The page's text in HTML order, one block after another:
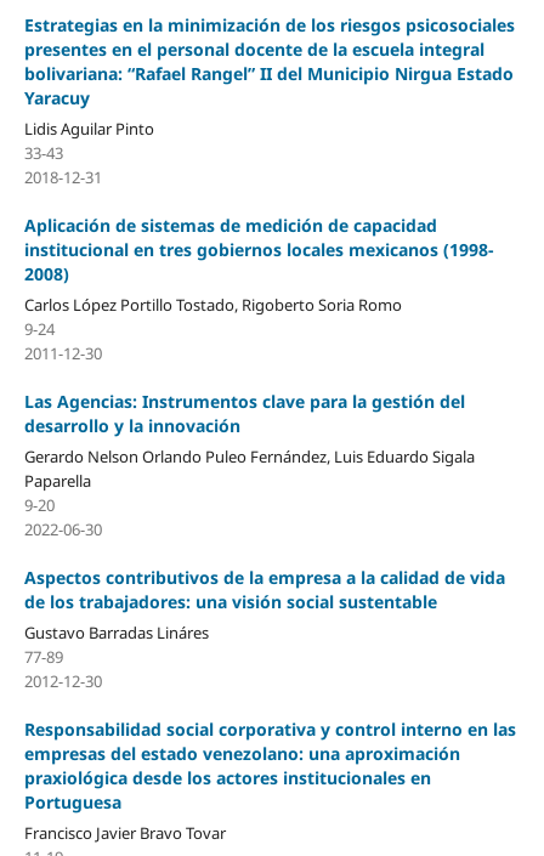
Estrategias en la minimización de los riesgos psicosociales
presentes en el personal docente de la escuela integral
bolivariana: “Rafael Rangel” II del Municipio Nirgua Estado
Yaracuy
Lidis Aguilar Pinto
33-43
2018-12-31
Aplicación de sistemas de medición de capacidad
institucional en tres gobiernos locales mexicanos (1998-
2008)
Carlos López Portillo Tostado, Rigoberto Soria Romo
9-24
2011-12-30
Las Agencias: Instrumentos clave para la gestión del
desarrollo y la innovación
Gerardo Nelson Orlando Puleo Fernández, Luis Eduardo Sigala
Paparella
9-20
2022-06-30
Aspectos contributivos de la empresa a la calidad de vida
de los trabajadores: una visión social sustentable
Gustavo Barradas Lináres
77-89
2012-12-30
Responsabilidad social corporativa y control interno en las
empresas del estado venezolano: una aproximación
praxiológica desde los actores institucionales en
Portuguesa
Francisco Javier Bravo Tovar